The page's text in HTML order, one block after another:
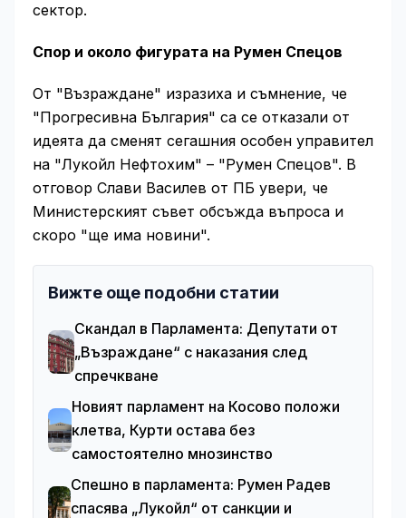
сектор.
Спор и около фигурата на Румен Спецов
От "Възраждане" изразиха и съмнение, че
"Прогресивна България" са се отказали от
идеята да сменят сегашния особен управител
на "Лукойл Нефтохим" – "Румен Спецов". В
отговор Слави Василев от ПБ увери, че
Министерският съвет обсъжда въпроса и
скоро "ще има новини".
Вижте още подобни статии
Скандал в Парламента: Депутати от
„Възраждане“ с наказания след
спречкване
Новият парламент на Косово положи
клетва, Курти остава без
самостоятелно мнозинство
Спешно в парламента: Румен Радев
спасява „Лукойл“ от санкции и